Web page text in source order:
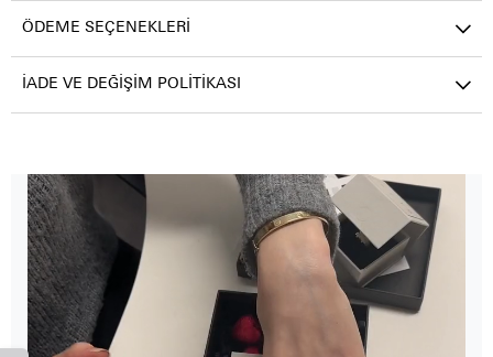
ÖDEME SEÇENEKLERI
İADE VE DEĞIŞIM POLITIKASI